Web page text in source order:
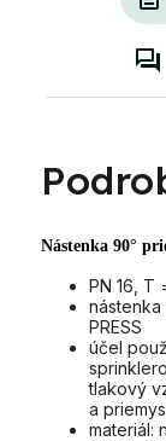
Nástenka 90°
PN 16, T
nástenka
PRESS
účel
tlakový
a
materiál: